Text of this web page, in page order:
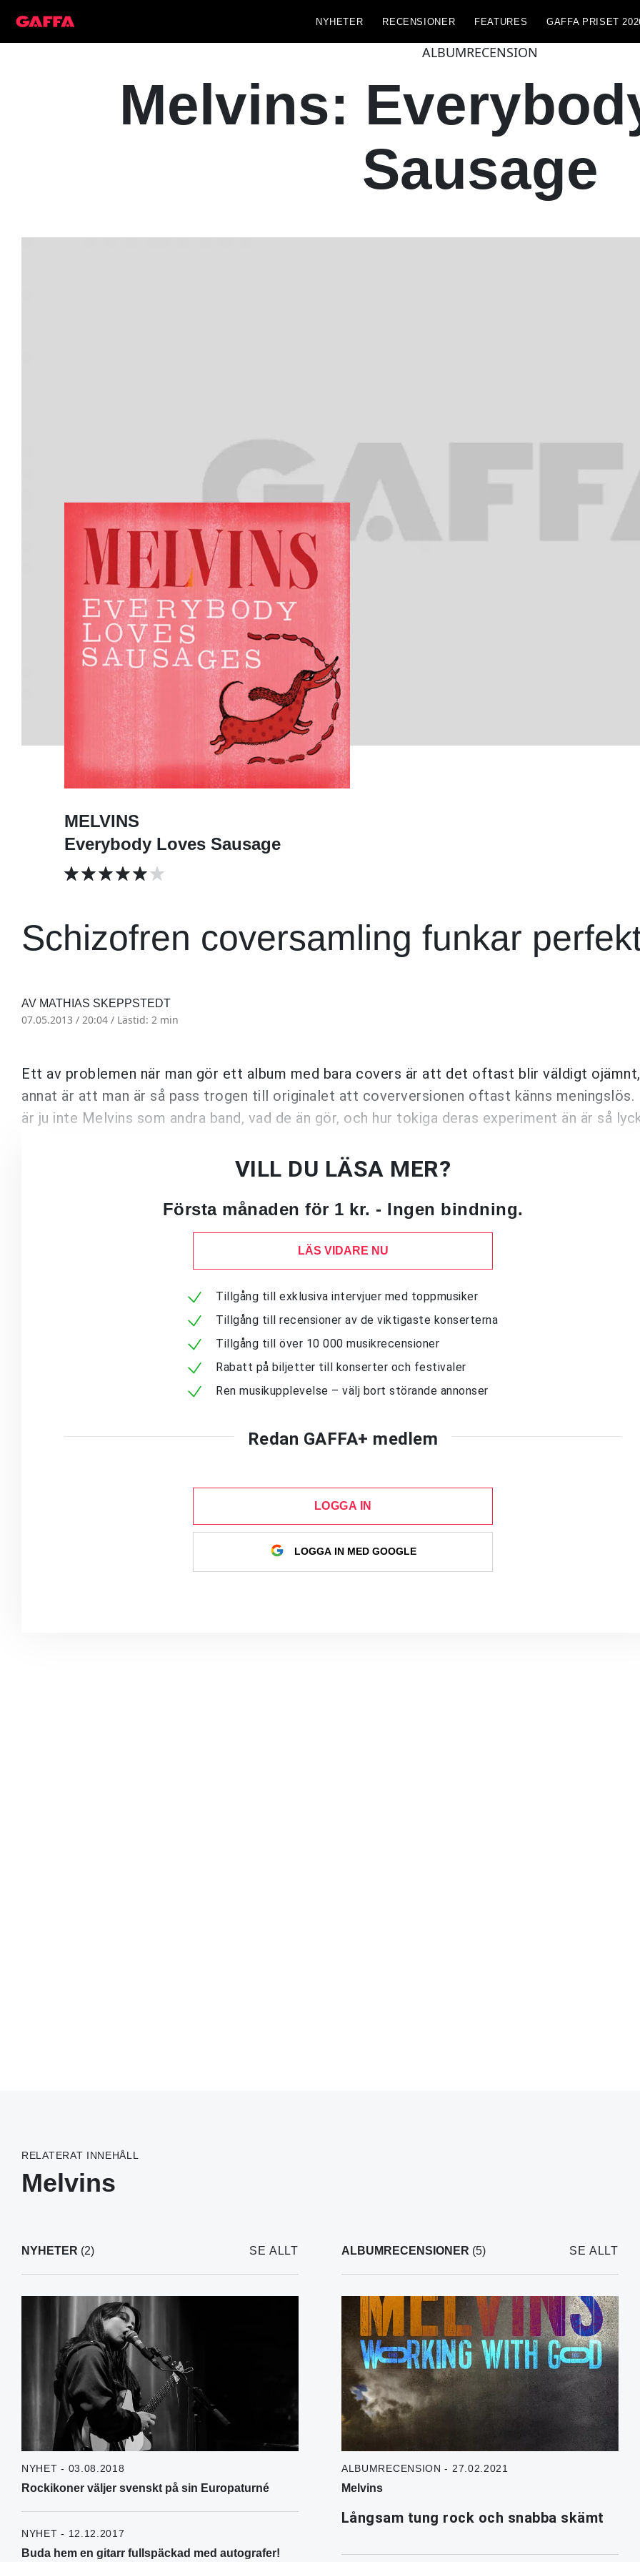
NYHETER RECENSIONER FEATURES GAFFA PRISET
ALBUMRECENSION
Melvins:
Sausage
MELVINS
Everybody Loves Sausage
Schizofren coversamling funkar
AV MATHIAS SKEPPSTEDT
07.05.2013 / 20:04 / Lästid: 2 min
Ett av problemen när man gör ett album med bara covers är att det oftast blir väldigt
annat är att man är så pass trogen till originalet att coverversionen oftast känns meningslös.
är ju inte Melvins som andra band, vad de än gör, och hur tokiga deras experiment än är så
VILL DU LÄSA MER?
Första månaden för 1 kr. - Ingen bindning.
LÄS VIDARE NU
Tillgång till exklusiva intervjuer med toppmusiker
Tillgång till recensioner av de viktigaste konserterna
Tillgång till över 10 000 musikrecensioner
Rabatt på biljetter till konserter och festivaler
Ren musikupplevelse – välj bort störande annonser
Redan GAFFA+ medlem
LOGGA IN
LOGGA IN MED GOOGLE
RELATERAT INNEHÅLL
Melvins
NYHETER (2) SE ALLT
NYHET - 03.08.2018
Rockikoner väljer svenskt på sin Europaturné
NYHET - 12.12.2017
Buda hem en gitarr fullspäckad med autografer!
ALBUMRECENSIONER (5) SE ALLT
ALBUMRECENSION - 27.02.2021
Melvins
Långsam tung rock och snabba skämt